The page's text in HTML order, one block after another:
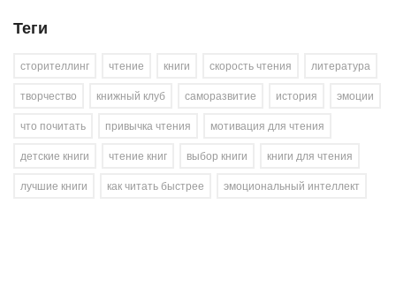
Теги
сторителлинг чтение книги скорость чтения
литература
творчество
книжный клуб саморазвитие история
эмоции
что почитать
привычка чтения
мотивация для чтения
детские книги
чтение книг выбор книги
книги для чтения
лучшие книги
как читать быстрее эмоциональный интеллект